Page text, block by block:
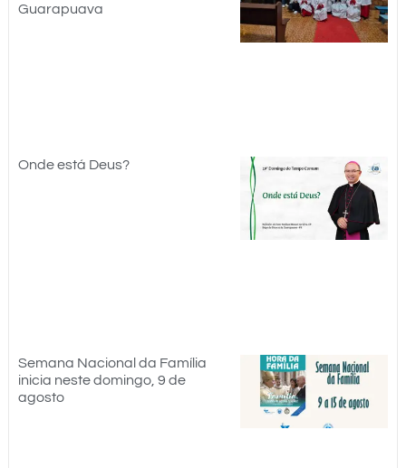
Guarapuava
Onde está Deus?
Semana Nacional da Família
inicia neste domingo, 9 de
agosto